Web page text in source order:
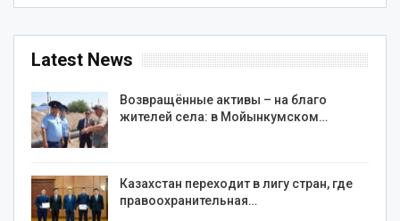
Latest News
Возвращённые активы – на благо
жителей села: в Мойынкумском…
Казахстан переходит в лигу стран, где
правоохранительная…